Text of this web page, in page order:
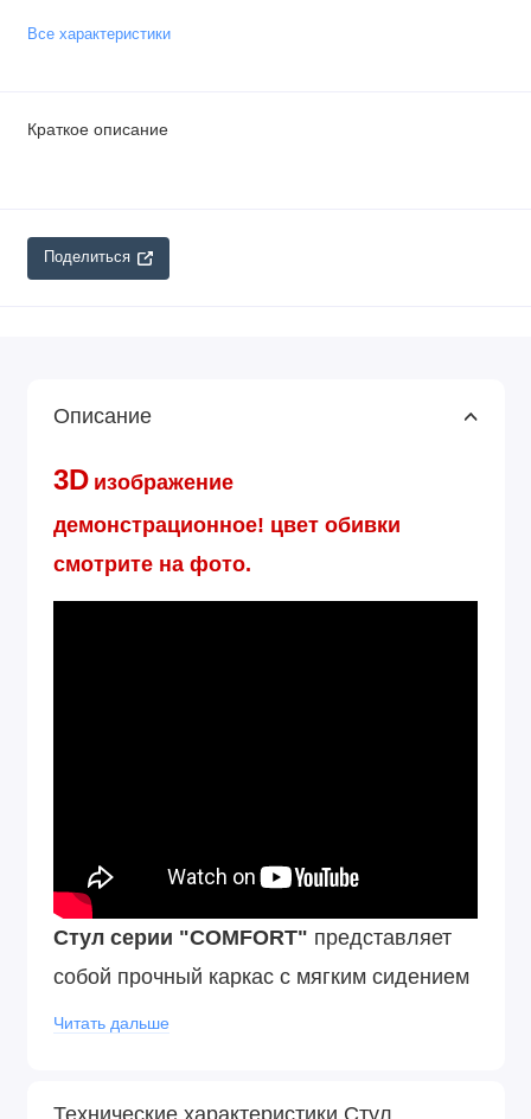
Все характеристики
Краткое описание
Поделиться
Описание
3D изображение
демонстрационное! цвет обивки
смотрите на фото.
Стул серии "COMFORT" представляет
собой прочный каркас с мягким сидением
Пластиковые подпятники на ножках стула
Читать дальше